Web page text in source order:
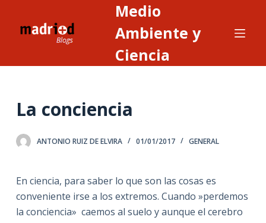
e
n
Medio
Ambiente y
Ciencia
La conciencia
ANTONIO RUIZ DE ELVIRA 01/01/2017 GENERAL
En ciencia, para saber lo que son las cosas es
conveniente irse a los extremos. Cuando »perdemos
la conciencia» caemos al suelo y aunque el cerebro